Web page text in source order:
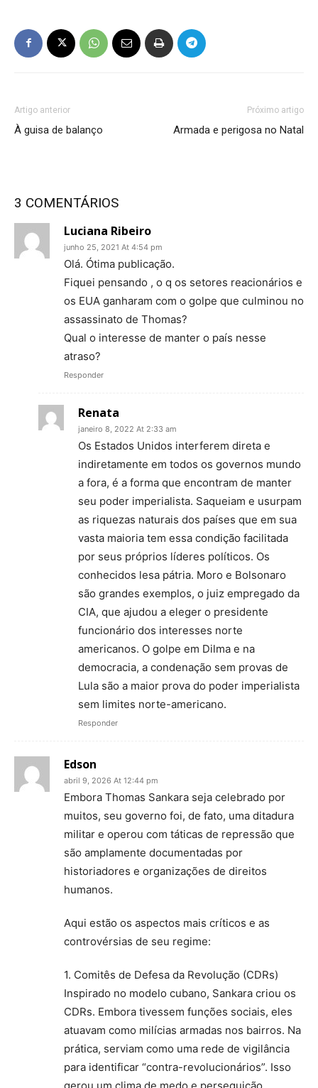
Artigo anterior
À guisa de balanço
Próximo artigo
Armada e perigosa no Natal
3 COMENTÁRIOS
Luciana Ribeiro
junho 25, 2021 At 4:54 pm
Olá. Ótima publicação.
Fiquei pensando , o q os setores reacionários e
os EUA ganharam com o golpe que culminou no
assassinato de Thomas?
Qual o interesse de manter o país nesse
atraso?
Responder
Renata
janeiro 8, 2022 At 2:33 am
Os Estados Unidos interferem direta e
indiretamente em todos os governos mundo
a fora, é a forma que encontram de manter
seu poder imperialista. Saqueiam e usurpam
as riquezas naturais dos países que em sua
vasta maioria tem essa condição facilitada
por seus próprios líderes políticos. Os
conhecidos lesa pátria. Moro e Bolsonaro
são grandes exemplos, o juiz empregado da
CIA, que ajudou a eleger o presidente
funcionário dos interesses norte
americanos. O golpe em Dilma e na
democracia, a condenação sem provas de
Lula são a maior prova do poder imperialista
sem limites norte-americano.
Responder
Edson
abril 9, 2026 At 12:44 pm
Embora Thomas Sankara seja celebrado por
muitos, seu governo foi, de fato, uma ditadura
militar e operou com táticas de repressão que
são amplamente documentadas por
historiadores e organizações de direitos
humanos.
Aqui estão os aspectos mais críticos e as
controvérsias de seu regime:
1. Comitês de Defesa da Revolução (CDRs)
Inspirado no modelo cubano, Sankara criou os
CDRs. Embora tivessem funções sociais, eles
atuavam como milícias armadas nos bairros. Na
prática, serviam como uma rede de vigilância
para identificar “contra-revolucionários”. Isso